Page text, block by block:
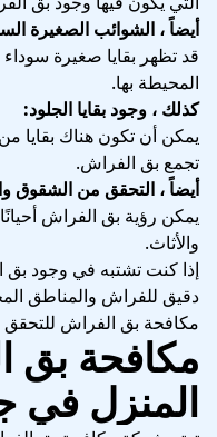
أيضاً ، الشوائب الصغيرة
قد تظهر بقايا صغيرة
المحيطة بها.
كذلك ، وجود بقايا الجلود:
يمكن أن تكون هناك بقايا
تجمع بق الفراش.
أيضاً ، التحقق من الشقوق
يمكن رؤية بق الفراش
والأثاث.
إذا كنت تشتبه في وجود بق
دقيق للفراش والمناطق
مكافحة بق الفراش
مكافحة بق
المنزل